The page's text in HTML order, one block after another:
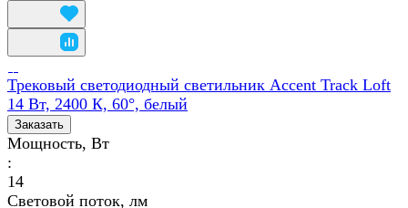
Трековый светодиодный светильник Accent Track Loft
14 Вт, 2400 К, 60°, белый
Заказать
Мощность, Вт
:
14
Световой поток, лм